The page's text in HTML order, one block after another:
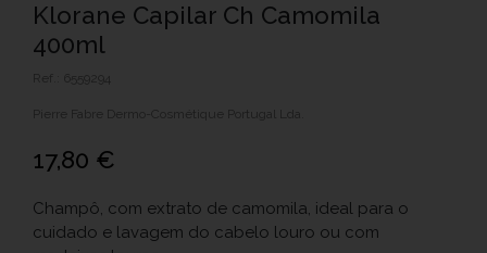
Klorane Capilar Ch Camomila
400ml
Ref.: 6559294
Pierre Fabre Dermo-Cosmétique Portugal Lda.
17,80 €
Champô, com extrato de camomila, ideal para o
cuidado e lavagem do cabelo louro ou com